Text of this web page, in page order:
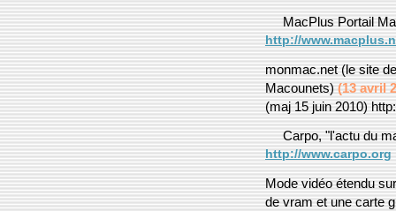
MacPlus Portail
http://
monmac.net (le site
Macounets)(13 avril
(maj 15 juin 2010)
Carpo, "l'actu du
http://www.carpo.org
Mode vidéo étendu
de vram et une carte